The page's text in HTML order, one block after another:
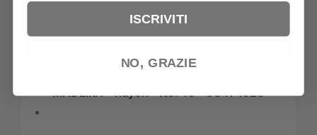
MADEIRA – Rayon – No. 40 – 9841-1020
ISCRIVITI
NO, GRAZIE